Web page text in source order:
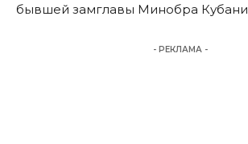
бывшей замглавы Минобра Кубани
- РЕКЛАМА -